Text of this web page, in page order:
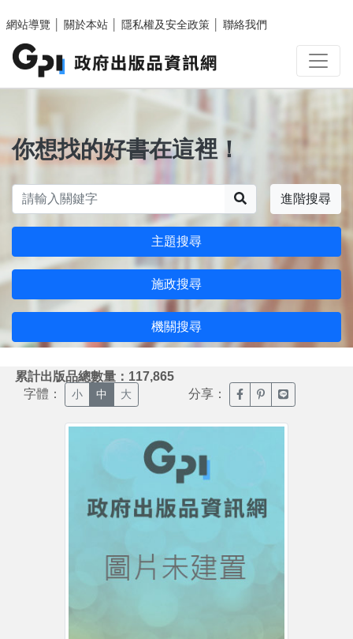
網站導覽
關於本站 隱私權及安全政策 聯絡我們
你想找的好書在這裡！
進階搜尋
主題搜尋
施政搜尋
機關搜尋
累計出版品總數量：117,865
字體： 小 中 大 分享： 臉書分享(另開新視窗)
噗浪分享(另開新
Line分享(另